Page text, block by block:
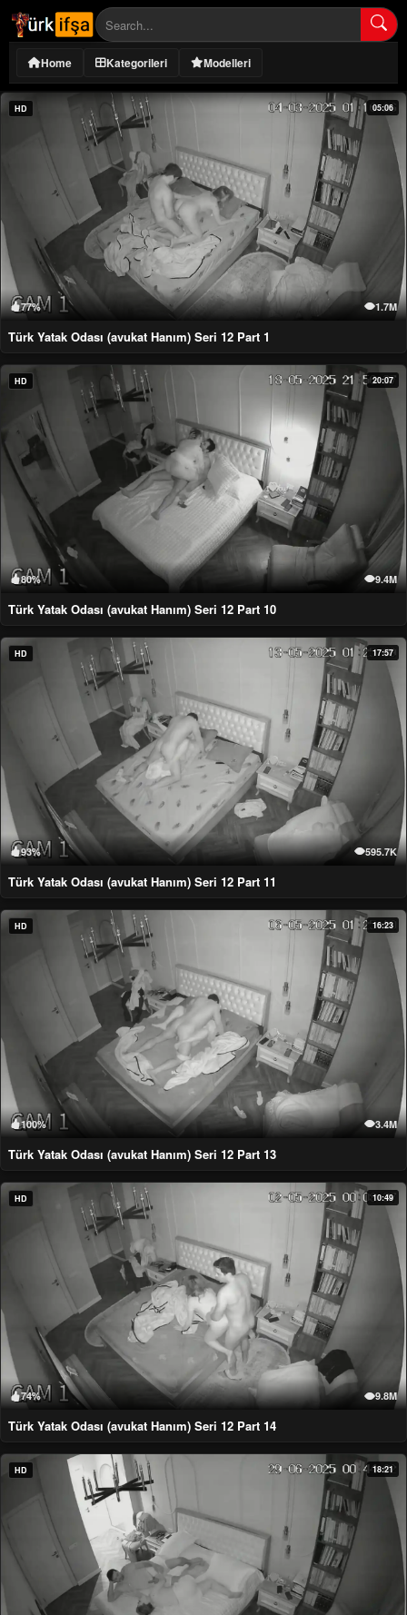
Home Kategorileri Modelleri
HD 05:06
77% 1.7M
Türk Yatak Odası (avukat Hanım) Seri 12 Part 1
HD 20:07
80% 9.4M
Türk Yatak Odası (avukat Hanım) Seri 12 Part 10
HD 17:57
93% 595.7K
Türk Yatak Odası (avukat Hanım) Seri 12 Part 11
HD 16:23
100% 3.4M
Türk Yatak Odası (avukat Hanım) Seri 12 Part 13
HD 10:49
74% 9.8M
Türk Yatak Odası (avukat Hanım) Seri 12 Part 14
HD 18:21